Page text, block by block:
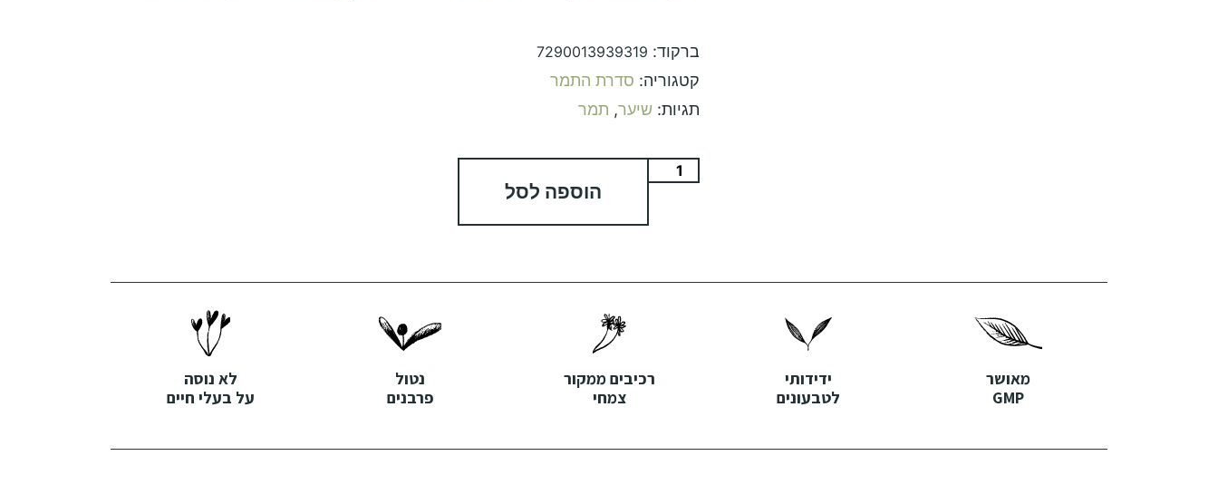
ברקוד: 7290013939319
קטגוריה: סדרת התמר
תגיות: שיער, תמר
הוספה לסל
מאושר
GMP
ידידותי
לטבעונים
רכיבים ממקור
צמחי
נטול
פרבנים
לא נוסה
על בעלי חיים